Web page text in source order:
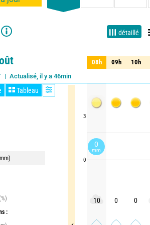
détaillé
Actualisé, il y a 46min
Tableau
:
3
0
08h 09h 10h
08h 09h 10h
10 0 0
0
mm